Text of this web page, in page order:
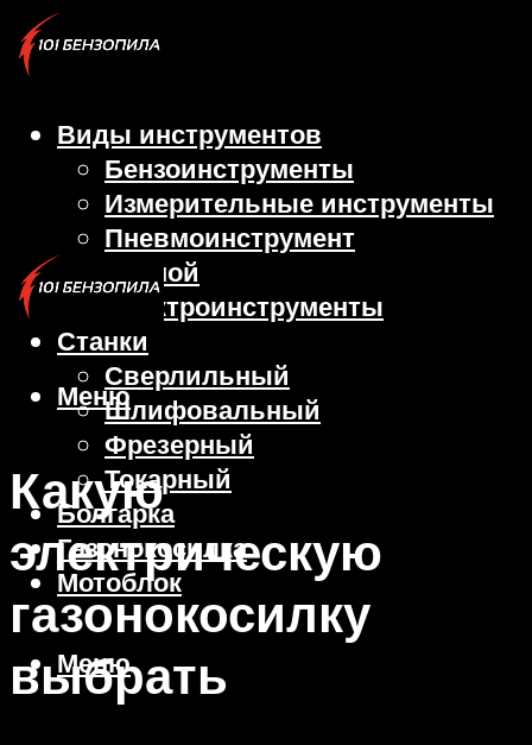
Виды инструментов
Бензоинструменты
Измерительные инструменты
Пневмоинструмент
Ручной
Электроинструменты
Станки
Сверлильный
Шлифовальный
Фрезерный
Токарный
Болгарка
Газонокосилка
Мотоблок
Меню
Меню
Какую
электрическую
газонокосилку
выбрать